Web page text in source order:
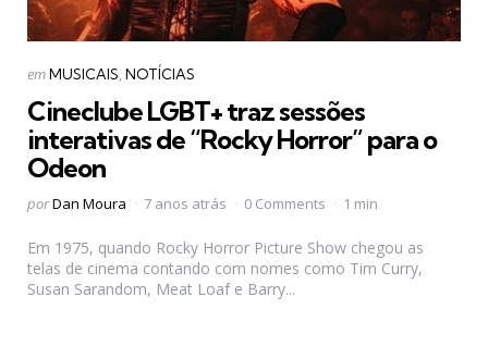
Categorias
Postado
emMUSICAIS NOTÍCIAS
Cineclube LGBT+ traz sessões
interativas de “Rocky Horror” para o
Odeon
Postado
porDan Moura 7 anos atrás 0 Comments 1 min
Em 1975, quando Rocky Horror Picture Show chegou as
telas de cinema contando com nomes como Tim Curry,
Susan Sarandom, Meat Loaf e Barry...